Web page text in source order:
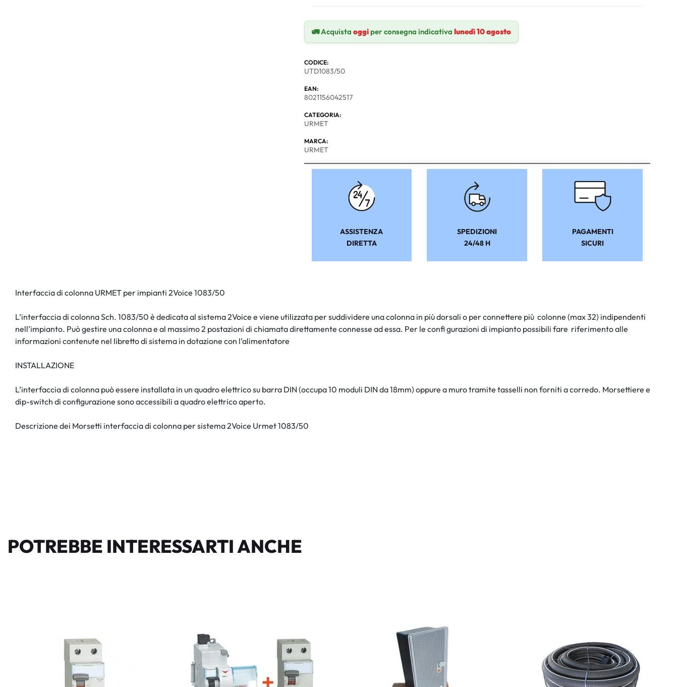
🚛 Acquista oggiper consegna indicativa lunedì 10 agosto
CODICE:
UTD1083/50
EAN:
8021156042517
CATEGORIA:
URMET
MARCA:
URMET
ASSISTENZA
DIRETTA
SPEDIZIONI
24/48 H
PAGAMENTI
SICURI
Interfaccia di colonna URMET per impianti 2Voice 1083/50
L’interfaccia di colonna Sch. 1083/50 è dedicata al sistema 2Voice e viene utilizzata per suddividere una colonna in più dorsali o per connettere più colonne (max 32) indipendenti
nell’impianto. Può gestire una colonna e al massimo 2 postazioni di chiamata direttamente connesse ad essa. Per le confi gurazioni di impianto possibili fare riferimento alle
informazioni contenute nel libretto di sistema in dotazione con l’alimentatore
INSTALLAZIONE
L’interfaccia di colonna può essere installata in un quadro elettrico su barra DIN (occupa 10 moduli DIN da 18mm) oppure a muro tramite tasselli non forniti a corredo. Morsettiere e
dip-switch di configurazione sono accessibili a quadro elettrico aperto.
Descrizione dei Morsetti interfaccia di colonna per sistema 2Voice Urmet 1083/50
POTREBBE INTERESSARTI ANCHE